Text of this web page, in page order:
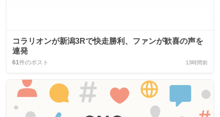
コラリオンが新潟3Rで快走勝利、ファンが歓喜の声を
連発
61件のポスト 13時間前